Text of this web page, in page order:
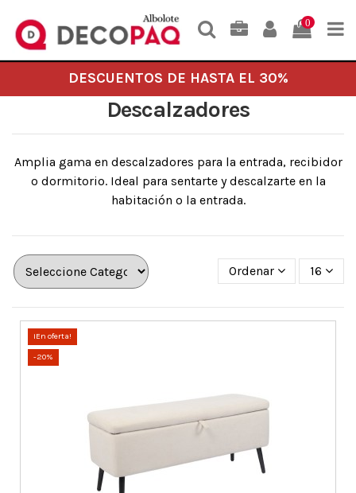
0
DESCUENTOS DE HASTA EL 30%
Descalzadores
Amplia gama en descalzadores para la entrada, recibidor
o dormitorio. Ideal para sentarte y descalzarte en la
habitación o la entrada.
Ordenar 16
¡En oferta!
-20%